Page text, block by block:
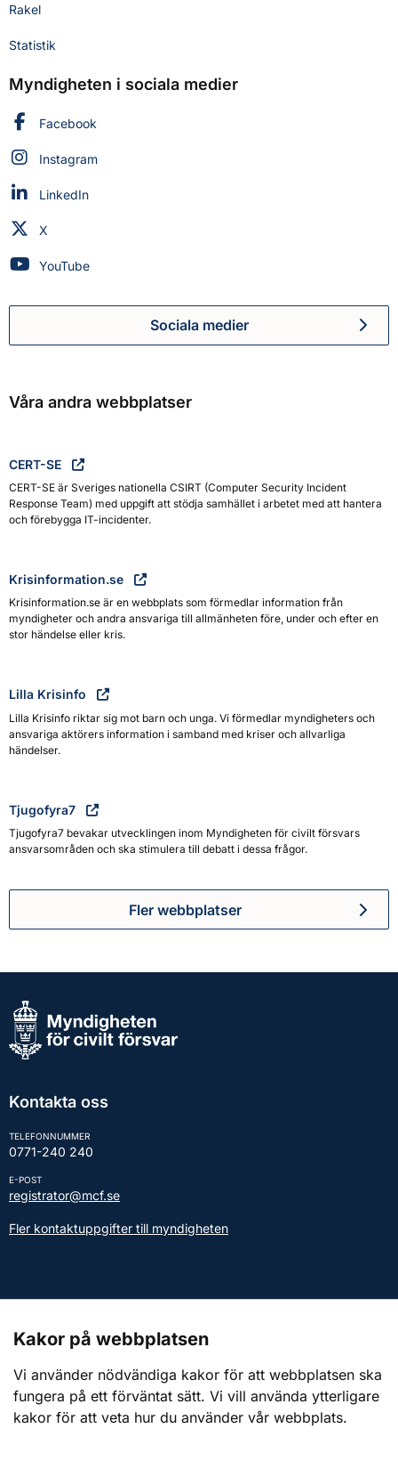
Rakel
Statistik
Myndigheten i sociala medier
Myndigheten för civilt försvar på
Facebook
Myndigheten för civilt försvar på
Instagram
Myndigheten för civilt försvar på
LinkedIn
Myndigheten för civilt försvar på
X
Myndigheten för civilt försvar på
YouTube
Myndigheten för civilt
Sociala medier
Våra andra webbplatser
CERT-SE
CERT-SE är Sveriges nationella CSIRT (Computer Security Incident
Response Team) med uppgift att stödja samhället i arbetet med att hantera
och förebygga IT-incidenter.
Krisinformation.se
Krisinformation.se är en webbplats som förmedlar information från
myndigheter och andra ansvariga till allmänheten före, under och efter en
stor händelse eller kris.
Lilla Krisinfo
Lilla Krisinfo riktar sig mot barn och unga. Vi förmedlar myndigheters och
ansvariga aktörers information i samband med kriser och allvarliga
händelser.
Tjugofyra7
Tjugofyra7 bevakar utvecklingen inom Myndigheten för civilt försvars
ansvarsområden och ska stimulera till debatt i dessa frågor.
Fler webbplatser
Kontakta oss
TELEFONNUMMER
0771-240 240
E-POST
registrator@mcf.se
Fler kontaktuppgifter till myndigheten
Webbplatsen
Om webbplatsen
Kakor på webbplatsen
Vi använder nödvändiga kakor för att webbplatsen ska
fungera på ett förväntat sätt. Vi vill använda ytterligare
kakor för att veta hur du använder vår webbplats.